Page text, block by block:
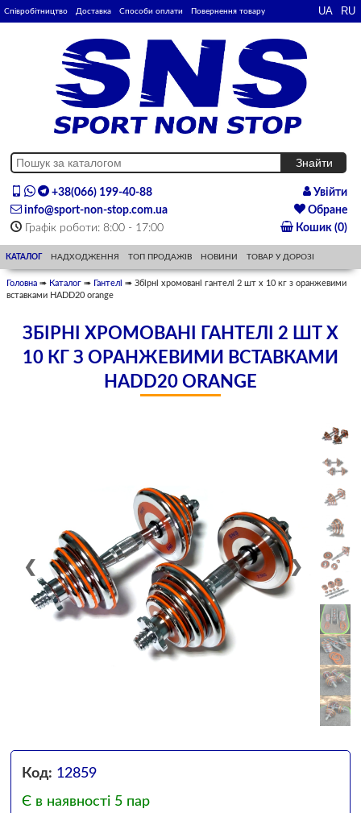
Співробітництво Доставка Способи оплати Повернення товару
+38(066) 199-40-88
info@sport-non-stop.com.ua
Графік роботи: 8:00 - 17:00
Увійти
Обране
Кошик (0)
КАТАЛОГ НАДХОДЖЕННЯ ТОП ПРОДАЖІВ НОВИНИ ТОВАР У ДОРОЗІ
Головна ➠ Каталог ➠ Гантелі ➠ Збірні хромовані гантелі 2 шт х 10 кг з оранжевими
вставками HADD20 orange
ЗБІРНІ ХРОМОВАНІ ГАНТЕЛІ 2 ШТ Х
10 КГ З ОРАНЖЕВИМИ ВСТАВКАМИ
HADD20 ORANGE
❮ ❯
Код: 12859
Є в наявності 5 пар